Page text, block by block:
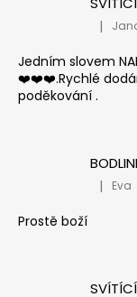
|
Jedním slovem
❤️❤️❤️.Rychlé
poděkování .
| Eva
Prostě boží